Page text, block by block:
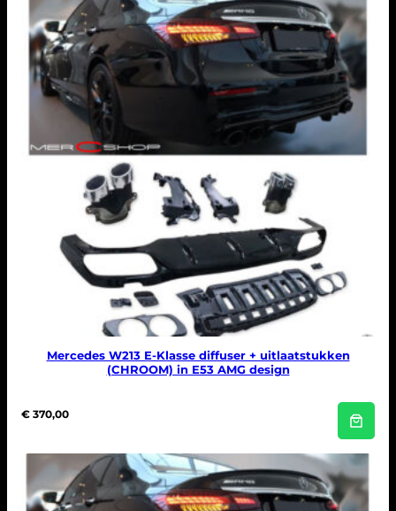
Mercedes W213 E-Klasse diffuser + uitlaatstukken
(CHROOM) in E53 AMG design
€ 370,00